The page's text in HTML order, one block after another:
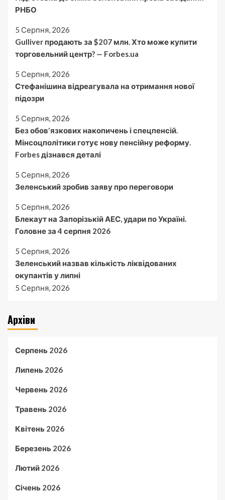
РНБО
5 Серпня, 2026
Gulliver продають за $207 млн. Хто може купити
торговельний центр? — Forbes.ua
5 Серпня, 2026
Стефанішина відреагувала на отримання нової
підозри
5 Серпня, 2026
Без обовʼязкових накопичень і спецпенсій.
Мінсоцполітики готує нову пенсійну реформу.
Forbes дізнався деталі
5 Серпня, 2026
Зеленський зробив заяву про переговори
5 Серпня, 2026
Блекаут на Запорізькій АЕС, удари по Україні.
Головне за 4 серпня 2026
5 Серпня, 2026
Зеленський назвав кількість ліквідованих
окупантів у липні
5 Серпня, 2026
Архіви
Серпень 2026
Липень 2026
Червень 2026
Травень 2026
Квітень 2026
Березень 2026
Лютий 2026
Січень 2026